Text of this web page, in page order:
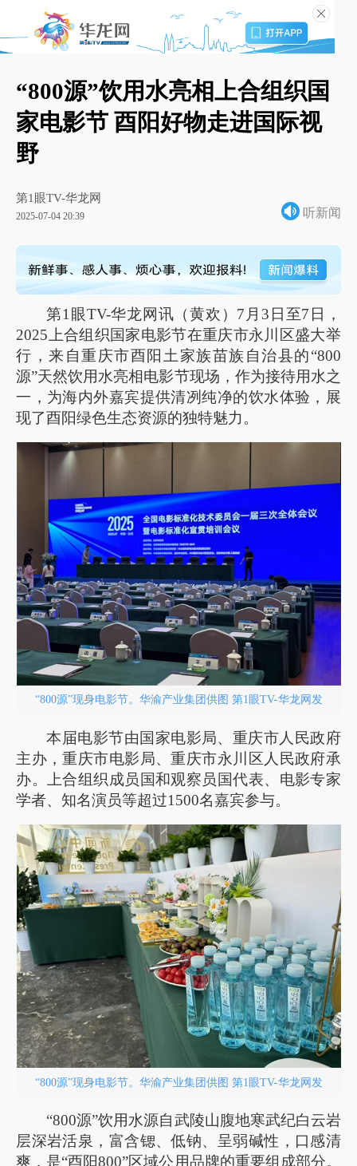
“800源”饮用水亮相上合组织国
家电影节 酉阳好物走进国际视
野
第1眼TV-华龙网
2025-07-04 20:39 听新闻
第1眼TV-华龙网讯（黄欢）7月3日至7日，
2025上合组织国家电影节在重庆市永川区盛大举
行，来自重庆市酉阳土家族苗族自治县的“800
源”天然饮用水亮相电影节现场，作为接待用水之
一，为海内外嘉宾提供清冽纯净的饮水体验，展
现了酉阳绿色生态资源的独特魅力。
“800源”现身电影节。华渝产业集团供图 第1眼TV-华龙网发
本届电影节由国家电影局、重庆市人民政府
主办，重庆市电影局、重庆市永川区人民政府承
办。上合组织成员国和观察员国代表、电影专家
学者、知名演员等超过1500名嘉宾参与。
“800源”现身电影节。华渝产业集团供图 第1眼TV-华龙网发
“800源”饮用水源自武陵山腹地寒武纪白云岩
层深岩活泉，富含锶、低钠、呈弱碱性，口感清
爽，是“酉阳800”区域公用品牌的重要组成部分。